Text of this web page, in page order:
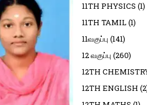
11TH PHYSICS (1)
11TH TAMIL(1)
11வகுப்பு (141)
12 வகுப்பு (260)
12TH
12TH ENGLISH